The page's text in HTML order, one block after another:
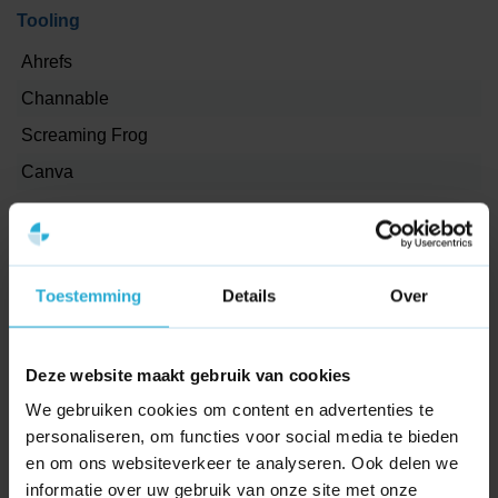
Toestemming Details Over
Deze website maakt gebruik van cookies
We gebruiken cookies om content en advertenties te
personaliseren, om functies voor social media te bieden
en om ons websiteverkeer te analyseren. Ook delen we
informatie over uw gebruik van onze site met onze
strategie en heldere uitvoering.
Ben je benieuwd naar wat wij voor jouw bedrijf in Ewijk
kunnen betekenen? Neem contact op en we bespreken de
Tooling
Ahrefs
Channable
Screaming Frog
Canva
Projectmanagement
Asana
Looker studio